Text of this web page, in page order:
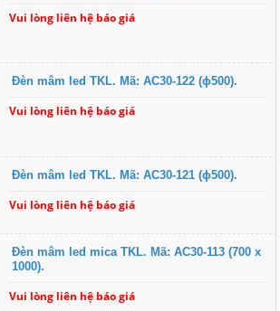
Vui lòng liên hệ báo giá
Đèn mâm led TKL. Mã: AC30-122 (ɸ500).
Vui lòng liên hệ báo giá
Đèn mâm led TKL. Mã: AC30-121 (ɸ500).
Vui lòng liên hệ báo giá
Đèn mâm led mica TKL. Mã: AC30-113 (700 x
1000).
Vui lòng liên hệ báo giá